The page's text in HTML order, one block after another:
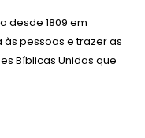
desde 1809 em
às pessoas e trazer as
Bíblicas Unidas que